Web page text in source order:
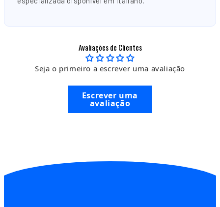
Avaliações de Clientes
Seja o primeiro a escrever uma avaliação
Escrever uma
avaliação